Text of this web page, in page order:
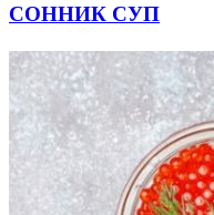
СОННИК СУП